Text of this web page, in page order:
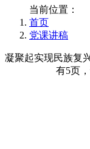
当前位置：
首页
党课讲稿
凝聚起实现民族复
有5页